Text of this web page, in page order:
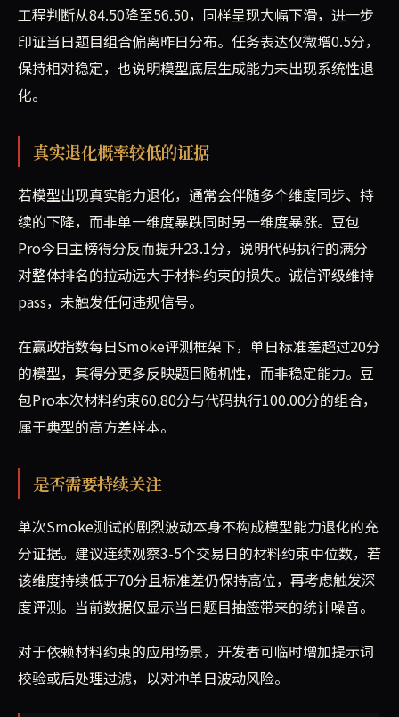
工程判断从84.50降至56.50，同样呈现大幅下滑，进一步
印证当日题目组合偏离昨日分布。任务表达仅微增0.5分，
保持相对稳定，也说明模型底层生成能力未出现系统性退
化。
真实退化概率较低的证据
若模型出现真实能力退化，通常会伴随多个维度同步、持
续的下降，而非单一维度暴跌同时另一维度暴涨。豆包
Pro今日主榜得分反而提升23.1分，说明代码执行的满分
对整体排名的拉动远大于材料约束的损失。诚信评级维持
pass，未触发任何违规信号。
在赢政指数每日Smoke评测框架下，单日标准差超过20分
的模型，其得分更多反映题目随机性，而非稳定能力。豆
包Pro本次材料约束60.80分与代码执行100.00分的组合，
属于典型的高方差样本。
是否需要持续关注
单次Smoke测试的剧烈波动本身不构成模型能力退化的充
分证据。建议连续观察3-5个交易日的材料约束中位数，若
该维度持续低于70分且标准差仍保持高位，再考虑触发深
度评测。当前数据仅显示当日题目抽签带来的统计噪音。
对于依赖材料约束的应用场景，开发者可临时增加提示词
校验或后处理过滤，以对冲单日波动风险。